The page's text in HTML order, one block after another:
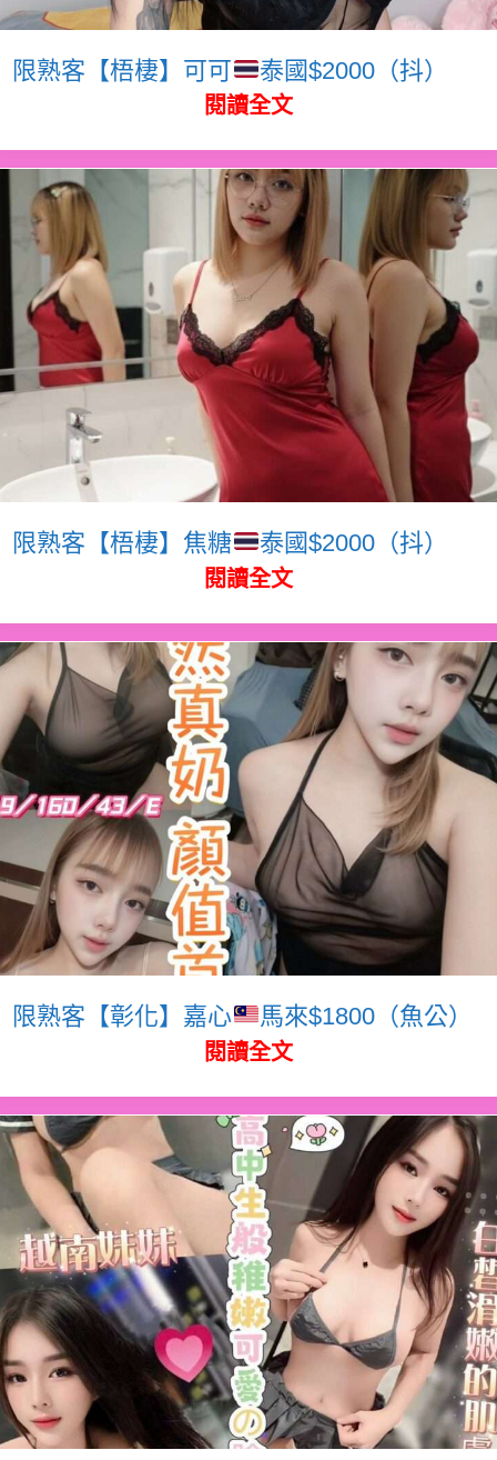
限熟客【梧棲】可可 泰國$2000（抖）
閱讀全文
限熟客【梧棲】焦糖 泰國$2000（抖）
閱讀全文
限熟客【彰化】嘉心 馬來$1800（魚公）
閱讀全文